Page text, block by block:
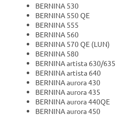
BERNINA 530
BERNINA 550 QE
BERNINA 555
BERNINA 560
BERNINA 570 QE (LUN)
BERNINA 580
BERNINA artista 630/635
BERNINA artista 640
BERNINA aurora 430
BERNINA aurora 435
BERNINA aurora 440QE
BERNINA aurora 450